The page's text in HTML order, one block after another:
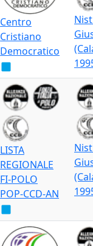
Centro
Cristiano
Democratico
LISTA
REGIONALE
FI-POLO
POP-CCD-AN